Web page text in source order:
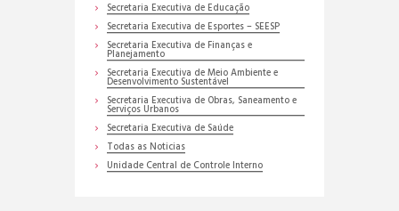
Secretaria Executiva de Educação
Secretaria Executiva de Esportes – SEESP
Secretaria Executiva de Finanças e
Planejamento
Secretaria Executiva de Meio Ambiente e
Desenvolvimento Sustentável
Secretaria Executiva de Obras, Saneamento e
Serviços Urbanos
Secretaria Executiva de Saúde
Todas as Noticias
Unidade Central de Controle Interno